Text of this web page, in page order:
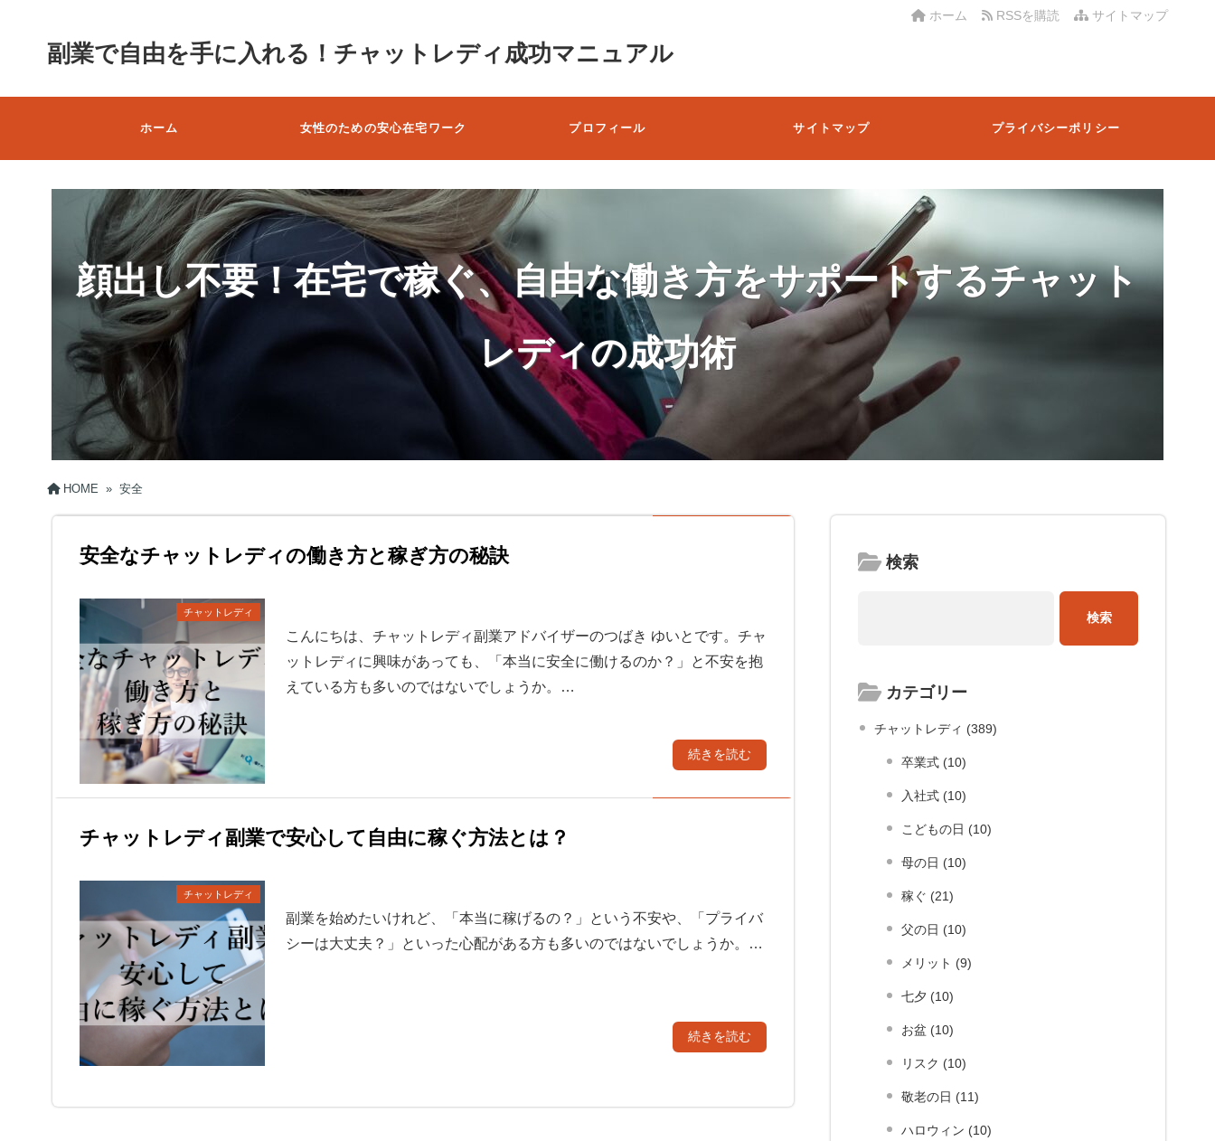
サイトマップ
RSSを購読
ホーム
副業で自由を手に入れる！チャットレディ成功マニュアル
ホーム 女性のための安心在宅ワーク プロフィール サイトマップ プライバシーポリシー
顔出し不要！在宅で稼ぐ、自由な働き方をサポートするチャット
レディの成功術
HOME » 安全
安全なチャットレディの働き方と稼ぎ方の秘訣
チャットレディ
こんにちは、チャットレディ副業アドバイザーのつばき ゆいとです。チャ
ットレディに興味があっても、「本当に安全に働けるのか？」と不安を抱
えている方も多いのではないでしょうか。…
続きを読む
チャットレディ副業で安心して自由に稼ぐ方法とは？
チャットレディ
副業を始めたいけれど、「本当に稼げるの？」という不安や、「プライバ
シーは大丈夫？」といった心配がある方も多いのではないでしょうか。…
続きを読む
検索
カテゴリー
チャットレディ (389)
卒業式 (10)
入社式 (10)
こどもの日 (10)
母の日 (10)
稼ぐ (21)
父の日 (10)
メリット (9)
七夕 (10)
お盆 (10)
リスク (10)
敬老の日 (11)
ハロウィン (10)